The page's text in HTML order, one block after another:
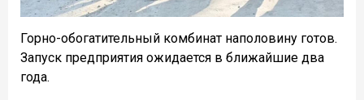
Горно-обогатительный комбинат наполовину готов.
Запуск предприятия ожидается в ближайшие два
года.